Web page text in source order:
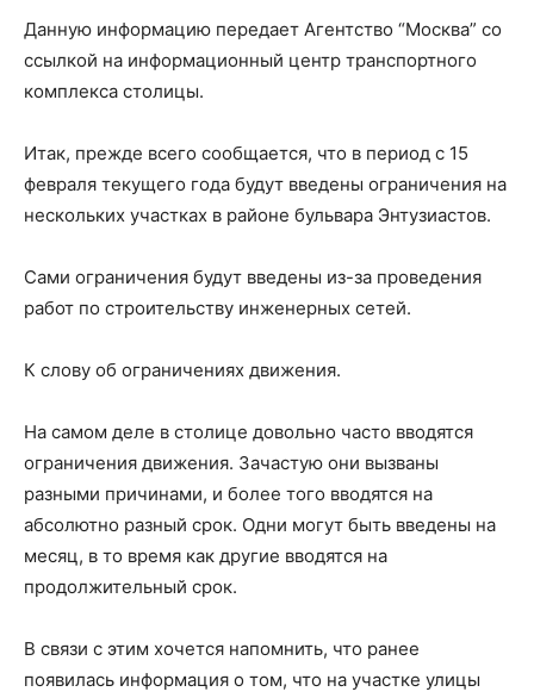
Данную информацию передает Агентство “Москва” со
ссылкой на информационный центр транспортного
комплекса столицы.
Итак, прежде всего сообщается, что в период с 15
февраля текущего года будут введены ограничения на
нескольких участках в районе бульвара Энтузиастов.
Сами ограничения будут введены из-за проведения
работ по строительству инженерных сетей.
К слову об ограничениях движения.
На самом деле в столице довольно часто вводятся
ограничения движения. Зачастую они вызваны
разными причинами, и более того вводятся на
абсолютно разный срок. Одни могут быть введены на
месяц, в то время как другие вводятся на
продолжительный срок.
В связи с этим хочется напомнить, что ранее
появилась информация о том, что на участке улицы